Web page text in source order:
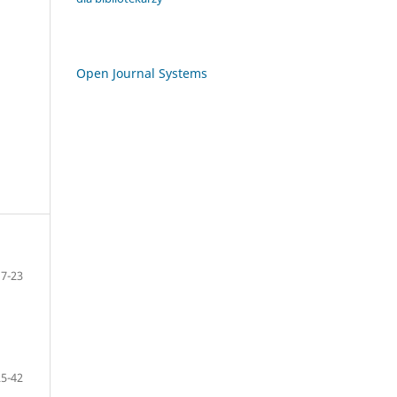
7-23
42
Open Journal Systems